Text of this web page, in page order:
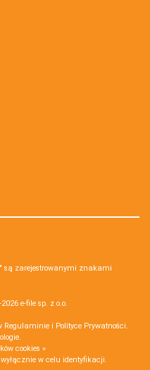
są zarejestrowanymi znakami
e-file sp. z o.o.
Regulaminie i Polityce Prywatności.
.
cookies »
w celu identyfikacji.